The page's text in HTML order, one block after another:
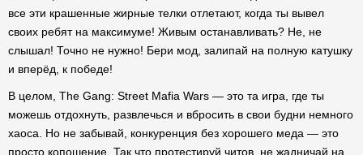
все эти крашенные жирные телки отлетают, когда ты вывел
своих ребят на максимуме! Живым останавливать? Не, не
слышал! Точно не нужно! Бери мод, залипай на полную катушку
и вперёд, к победе!
В целом, The Gang: Street Mafia Wars — это та игра, где ты
можешь отдохнуть, развлечься и вбросить в свои будни немного
хаоса. Но не забывай, конкуренция без хорошего меда — это
просто копошение. Так что протестируй читов, не жадничай на